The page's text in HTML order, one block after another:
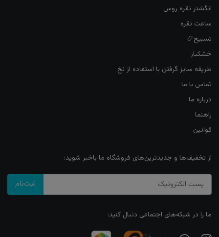
انگشتر نقره روس
ساعت نقره
تسبیح📿
خشکبار
طریقه سایز گرفتن با استفاده از نخ
تماس با ما
درباره ما
راهنما
قوانین
از تخفیف‌ها و جدیدترین‌های فروشگاه ما باخبر شوید:
ثبت‌نام
ما را در شبکه‌های اجتماعی دنبال کنید: